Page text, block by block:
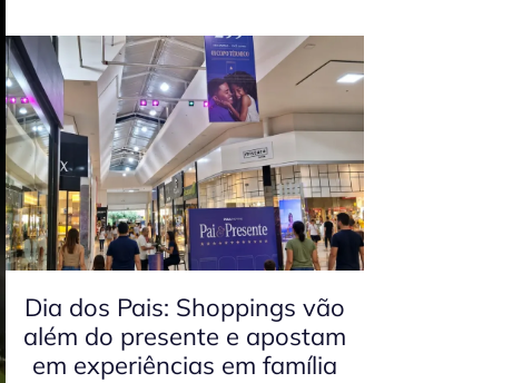
Dia dos Pais: Shoppings vão
além do presente e apostam
em experiências em família